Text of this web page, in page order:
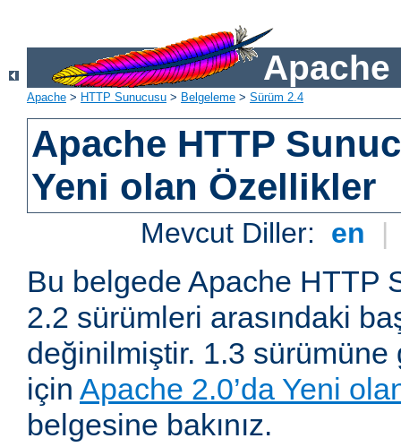
Apache
Apache > HTTP Sunucusu > Belgeleme > Sürüm 2.4
Apache HTTP
Yeni olan Özellikler
Mevcut Diller: en |
Bu belgede Apache HTTP
2.2 sürümleri arasındaki
değinilmiştir. 1.3
için Apache 2.0’da Yeni
belgesine bakınız.